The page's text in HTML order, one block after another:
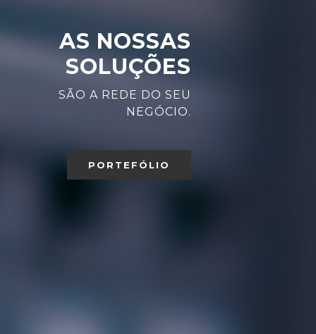
AS NOSSAS
SOLUÇÕES
SÃO A REDE DO SEU
NEGÓCIO.
PORTEFÓLIO